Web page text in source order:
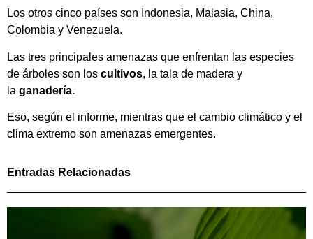
Los otros cinco países son Indonesia, Malasia, China,
Colombia y Venezuela.
Las tres principales amenazas que enfrentan las especies
de árboles son los cultivos, la tala de madera y
la ganadería.
Eso, según el informe, mientras que el cambio climático y el
clima extremo son amenazas emergentes.
Entradas Relacionadas